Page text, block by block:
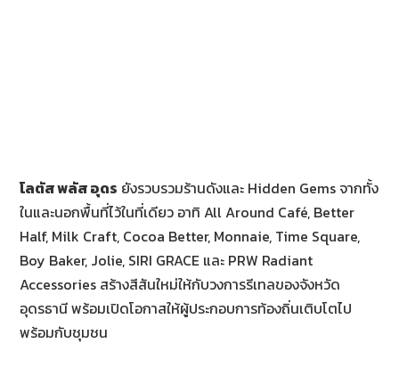
โลตัส พลัส อุดร ยังรวบรวมร้านดังและ Hidden Gems จากทั้ง
ในและนอกพื้นที่ไว้ในที่เดียว อาทิ All Around Café, Better
Half, Milk Craft, Cocoa Better, Monnaie, Time Square,
Boy Baker, Jolie, SIRI GRACE และ PRW Radiant
Accessories สร้างสีสันใหม่ให้กับวงการรีเทลของจังหวัด
อุดรธานี พร้อมเปิดโอกาสให้ผู้ประกอบการท้องถิ่นเติบโตไป
พร้อมกับชุมชน